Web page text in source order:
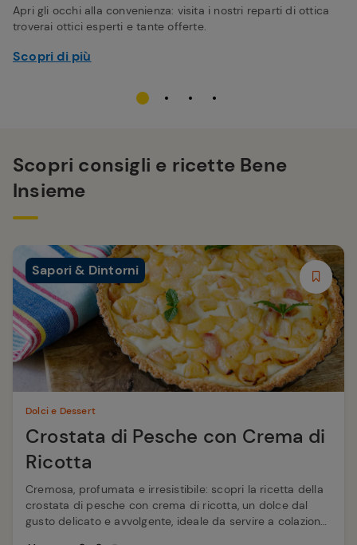
Apri gli occhi alla convenienza: visita i nostri reparti di ottica
troverai ottici esperti e tante offerte.
Scopri di più
Scopri consigli e ricette Bene
Insieme
Sapori & Dintorni
Dolci e Dessert
Crostata di Pesche con Crema di
Ricotta
Cremosa, profumata e irresistibile: scopri la ricetta della
crostata di pesche con crema di ricotta, un dolce dal
gusto delicato e avvolgente, ideale da servire a colazione